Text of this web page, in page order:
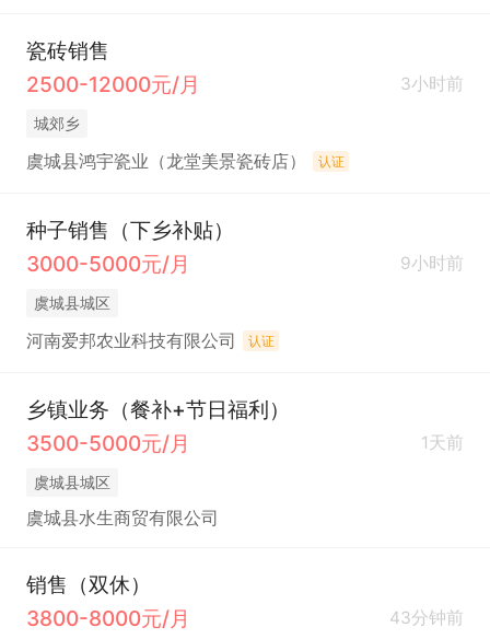
瓷砖销售
2500-12000元/月
3小时前
城郊乡
虞城县鸿宇瓷业（龙堂美景瓷砖店） 认证
种子销售（下乡补贴）
3000-5000元/月
9小时前
虞城县城区
河南爱邦农业科技有限公司 认证
乡镇业务（餐补+节日福利）
3500-5000元/月
1天前
虞城县城区
虞城县水生商贸有限公司
销售（双休）
3800-8000元/月
43分钟前